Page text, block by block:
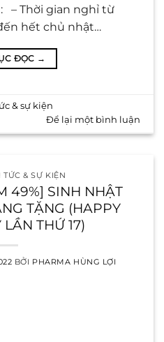
– Thời gian nghỉ từ
hết chủ nhật…
ĐỌC →
& sự kiện
Để lại một bình luận
TỨC & SỰ KIỆN
49%] SINH NHẬT
TẶNG (HAPPY
THỨ 17)
BỞI PHARMA HÙNG LỢI